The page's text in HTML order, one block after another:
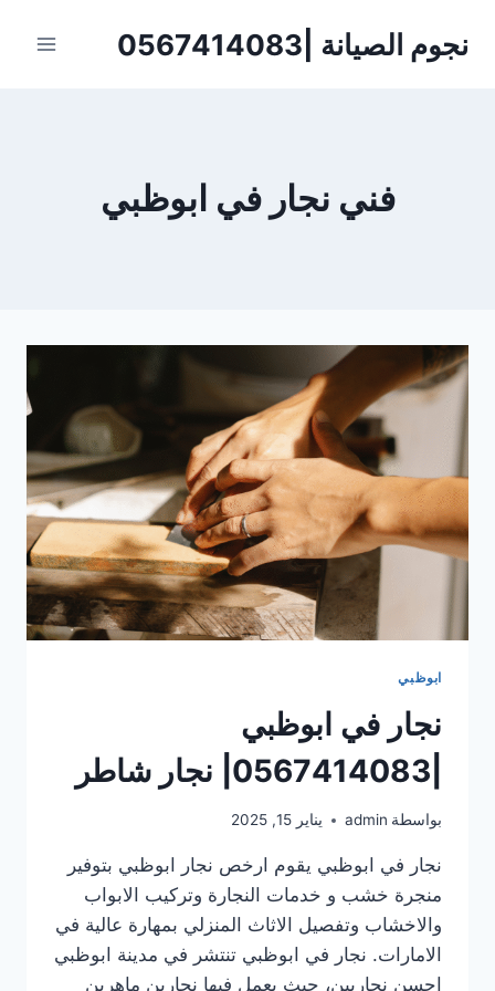
نجوم الصيانة |0567414083
‏فني نجار في ابوظبي
ابوظبي
نجار في ابوظبي
بواسطة admin يناير 15, 2025
نجار في ابوظبي يقوم ارخص نجار ابوظبي بتوفير
منجرة خشب و خدمات النجارة وتركيب الابواب
والاخشاب وتفصيل الاثاث المنزلي بمهارة عالية في
الامارات. نجار في ابوظبي تنتشر في مدينة ابوظبي
احسن نجاريين، حيث يعمل فيها نجارين ماهرين